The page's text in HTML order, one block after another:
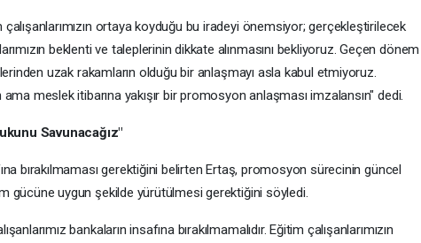
ortaya koyduğu bu iradeyi önemsiyor; gerçekleştirilecek
beklenti ve taleplerinin dikkate alınmasını bekliyoruz. Geçen dönem
uzak rakamların olduğu bir anlaşmayı asla kabul etmiyoruz.
meslek itibarına yakışır bir promosyon anlaşması imzalansın" dedi.
Savunacağız"
bırakılmaması gerektiğini belirten Ertaş, promosyon sürecinin güncel
gücüne uygun şekilde yürütülmesi gerektiğini söyledi.
bankaların insafına bırakılmamalıdır. Eğitim çalışanlarımızın